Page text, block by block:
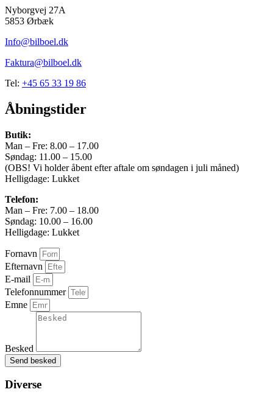
2055 kg
Totalvægt
2470 kg
Længde
446 cm
Bredde
183 cm
Højde
Leasing type
Førstegangsydelse
DKK 0
Totalpris i løbetiden
DKK 0
Nyborgvej 27A
5853 Ørbæk
Info@bilboel.dk
Faktura@bilboel.dk
Tel: +45 65 33 19 86
Åbningstider
Butik:
Man – Fre: 8.00 – 17.00
Søndag: 11.00 – 15.00
(OBS! Vi holder åbent efter aftale om søndagen i juli måned)
Helligdage: Lukket
Telefon:
Man – Fre: 7.00 – 18.00
Søndag: 10.00 – 16.00
Helligdage: Lukket
Fornavn
Efternavn
E-mail
Telefonnummer
Emne
Besked
Send besked
Diverse